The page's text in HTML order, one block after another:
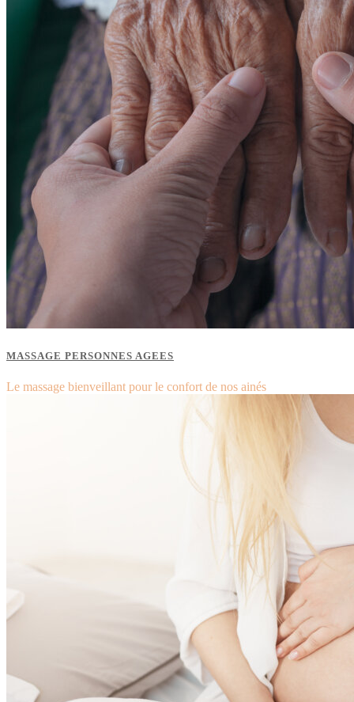
MASSAGE PERSONNES AGEES
Le massage bienveillant pour le confort de nos ainés